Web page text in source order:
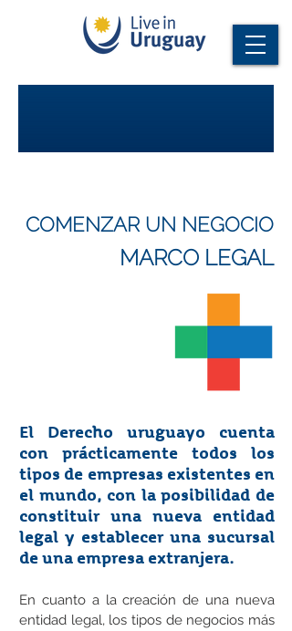
COMENZAR UN NEGOCIO
MARCO LEGAL
El Derecho uruguayo cuenta
con prácticamente todos los
tipos de empresas existentes en
el mundo, con la posibilidad de
constituir una nueva entidad
legal y establecer una sucursal
de una empresa extranjera.
En cuanto a la creación de una nueva
entidad legal, los tipos de negocios más